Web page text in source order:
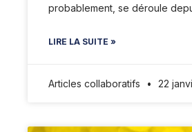
probablement, se déroule
LIRE LA SUITE »
Articles collaboratifs 22